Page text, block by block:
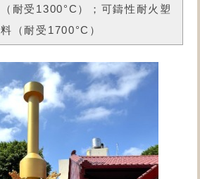
（耐受1300°C）；可鑄性耐火塑
料（耐受1700°C）